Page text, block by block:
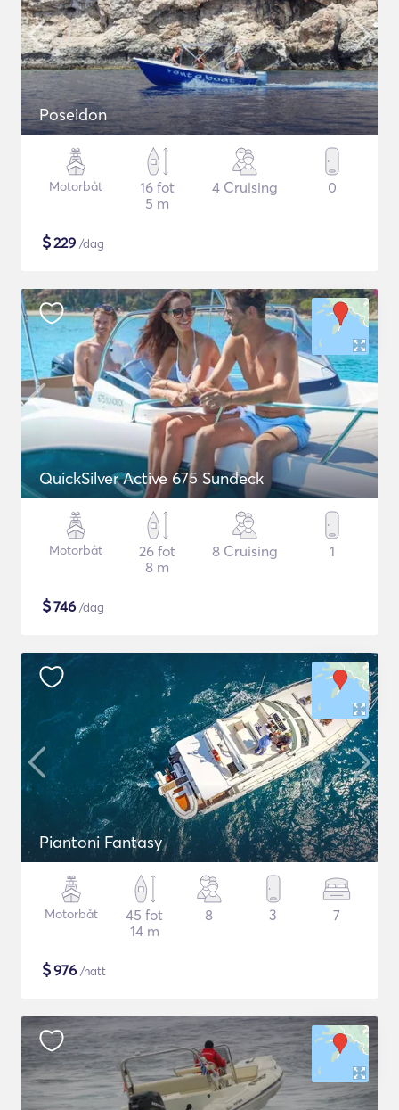
Poseidon
Motorbåt
16 fot
5 m
4 Cruising 0
$229 /dag
QuickSilver Active 675 Sundeck
Motorbåt
26 fot
8 m
8 Cruising 1
$746 /dag
Piantoni Fantasy
Motorbåt
45 fot
14 m
8 3 7
$976 /natt